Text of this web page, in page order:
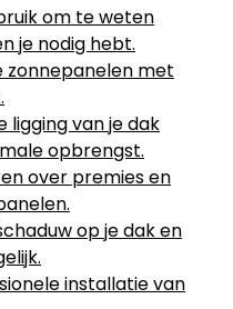
om te weten
je nodig hebt.
zonnepanelen met
ligging van je dak
opbrengst.
over premies en
op je dak en
installatie van